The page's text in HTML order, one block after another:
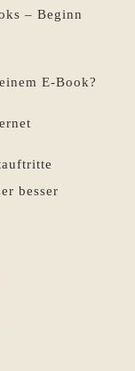
– Beginn
E-Book?
besser